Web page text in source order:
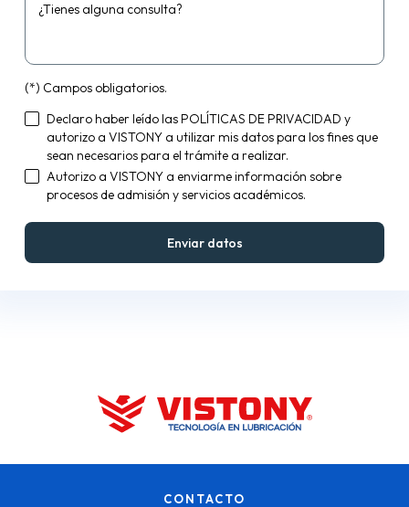
¿Tienes alguna consulta?
(*) Campos obligatorios.
Declaro haber leído lasPOLÍTICAS DE PRIVACIDAD y
autorizo a VISTONY a utilizar mis datos para los fines que
sean necesarios para el trámite a realizar.
Autorizo a VISTONY a enviarme información sobre
procesos de admisión y servicios académicos.
CONTACTO